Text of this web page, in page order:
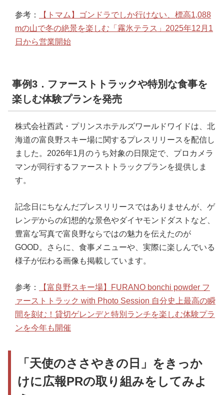
参考：
【トマム】ゴンドラでしか行けない、標高1,088
mの山で冬の絶景を楽しむ「霧氷テラス」2025年12月1
日から営業開始
事例3．ファーストトラックや特別な食事を
楽しむ体験プランを発売
株式会社西武・プリンスホテルズワールドワイドは、北
海道の富良野スキー場に関するプレスリリースを配信し
ました。2026年1月のうち対象の日限定で、プロカメラ
マンが同行するファーストトラックプランを提供しま
す。
記念日にちなんだプレスリリースではありませんが、ゲ
レンデからの幻想的な景色やダイヤモンドダストなど、
豊富な写真で富良野ならではの魅力を伝えたのが
GOOD。さらに、食事メニューや、実際に楽しんでいる
様子が伝わる画像も掲載しています。
参考：
【富良野スキー場】FURANO bonchi powder フ
ァーストトラック with Photo Session 自分史上最高の瞬
間を刻む！貸切ゲレンデと特別ランチを楽しむ体験プラ
ンを今年も開催
「天使のささやきの日」をきっか
けに広報PRの取り組みをしてみよ